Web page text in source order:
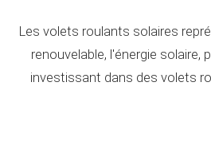
Les volets roulants solaires
renouvelable, l'énergie
investissant dans des volets